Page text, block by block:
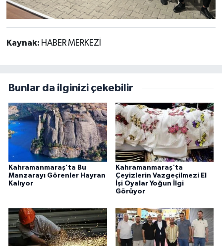
Kaynak: HABER MERKEZİ
Bunlar da ilginizi çekebilir
Kahramanmaraş’ta Bu
Manzarayı Görenler Hayran
Kalıyor
Kahramanmaraş'ta
Çeyizlerin Vazgeçilmezi El
İşi Oyalar Yoğun İlgi
Görüyor